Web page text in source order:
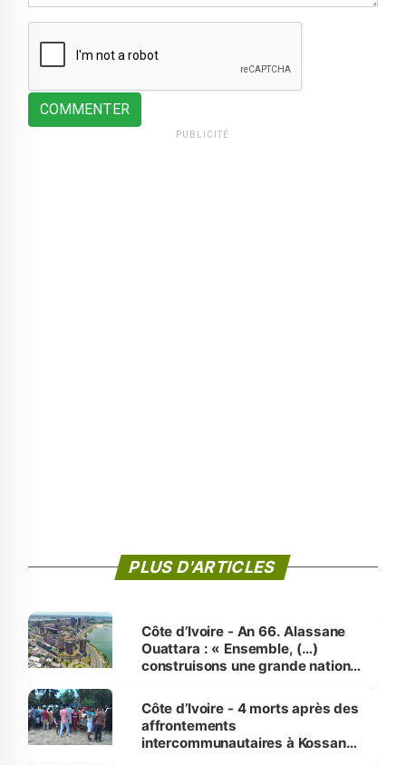
COMMENTER
PUBLICITÉ
PLUS D'ARTICLES
Côte d’Ivoire - An 66. Alassane
Ouattara : « Ensemble, (…)
construisons une grande nation
générations futures »
Côte d’Ivoire - 4 morts après des
affrontements
intercommunautaires à Kossandji